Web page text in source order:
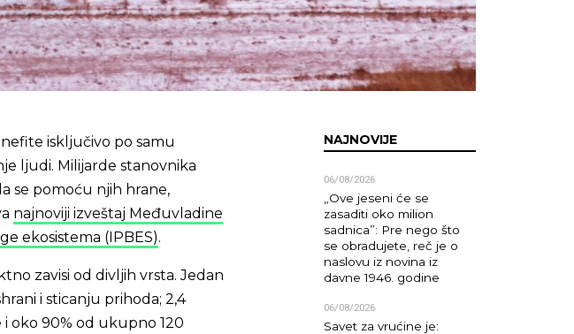
isključivo po samu
ljudi. Milijarde stanovnika
se pomoću njih hrane,
najnoviji izveštaj Međuvladine
ekosistema (IPBES).
zavisi od divljih vrsta. Jedan
i sticanju prihoda; 2,4
oko 90% od ukupno 120
NAJNOVIJE
06/08/2026
„Ove jeseni će se
zasaditi oko milion
sadnica”: Pre nego što
se obradujete, reč je o
naslovu iz novina iz
davne 1946. godine
06/08/2026
Savet za vrućine je: